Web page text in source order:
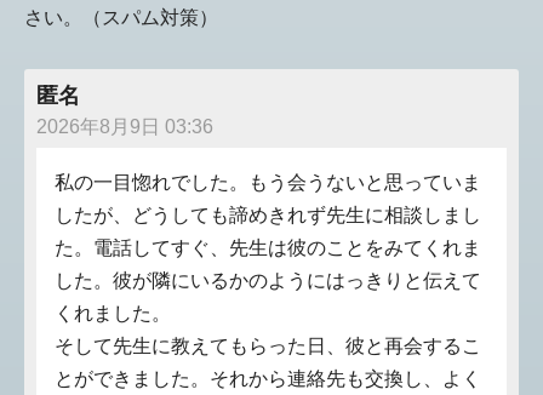
さい。（スパム対策）
匿名
2026年8月9日 03:36
私の一目惚れでした。もう会うないと思っていま
したが、どうしても諦めきれず先生に相談しまし
た。電話してすぐ、先生は彼のことをみてくれま
した。彼が隣にいるかのようにはっきりと伝えて
くれました。
そして先生に教えてもらった日、彼と再会するこ
とができました。それから連絡先も交換し、よく